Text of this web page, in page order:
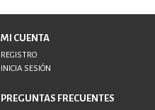
MI CUENTA
REGISTRO
INICIA SESIÓN
PREGUNTAS FRECUENTES